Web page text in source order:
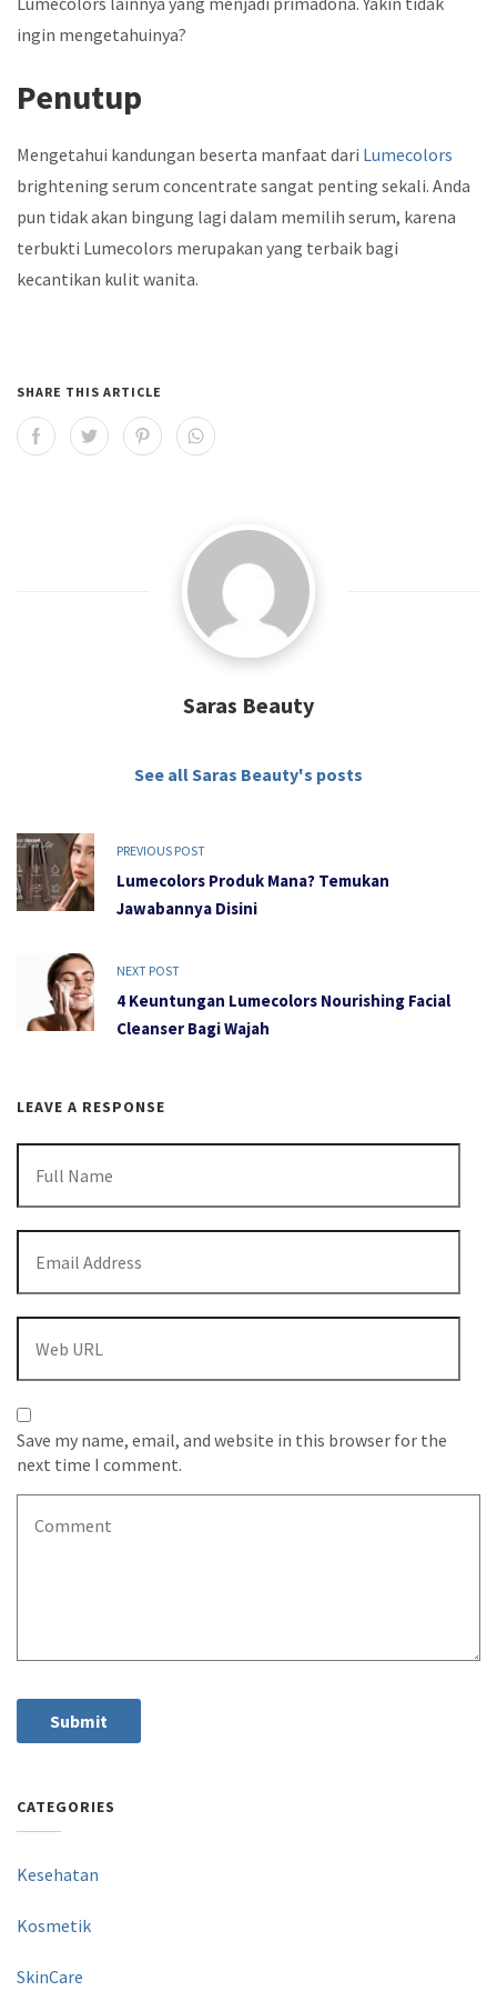
ingin mengetahuinya?
Penutup
Mengetahui kandungan beserta manfaat dari Lumecolors
brightening serum concentrate sangat penting sekali. Anda
pun tidak akan bingung lagi dalam memilih serum, karena
terbukti Lumecolors merupakan yang terbaik bagi
kecantikan kulit wanita.
SHARE THIS ARTICLE
Saras Beauty
See all Saras Beauty's posts
PREVIOUS POST
Lumecolors Produk Mana? Temukan
Jawabannya Disini
NEXT POST
4 Keuntungan Lumecolors Nourishing Facial
Cleanser Bagi Wajah
LEAVE A RESPONSE
Save my name, email, and website in this browser for the
next time I comment.
CATEGORIES
Kesehatan
Kosmetik
SkinCare